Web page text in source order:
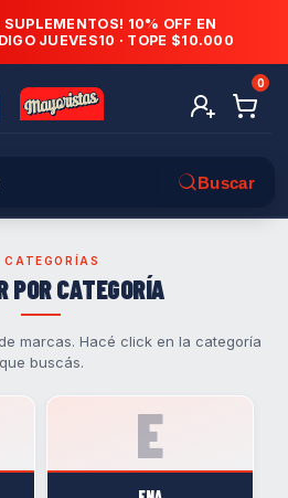
SUPLEMENTOS! 10% OFF EN
JUEVES10 · TOPE $10.000
0
CATEGORÍAS
POR CATEGORÍA
marcas. Hacé click en la categoría
que buscás.